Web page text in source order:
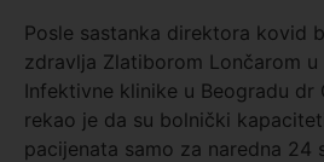
Posle sastanka direktora kovid
zdravlja Zlatiborom Lončarom
Infektivne klinike u Beogradu dr
rekao je da su bolnički
pacijenata samo za naredna 24